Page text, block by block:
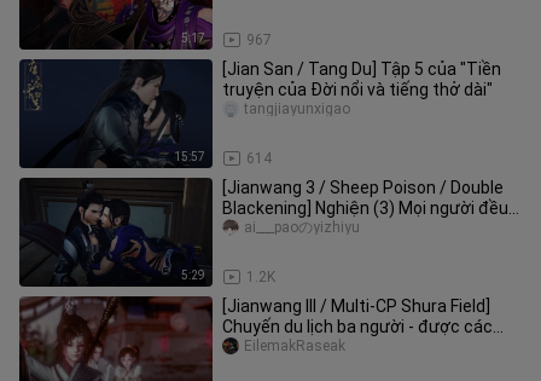
5:17 967
15:57
[Jian San / Tang Du] Tập 5 của "Tiền
truyện của Đời nổi và tiếng thở dài"
614
tangjiayunxigao
5:29
[Jianwang 3 / Sheep Poison / Double
Blackening] Nghiện (3) Mọi người đều
là diễn viên, hãy cẩn thận
1.2K
ai___paoのyizhiyu
[Jianwang III / Multi-CP Shura Field]
Chuyến du lịch ba người - được các
bạn khen ngợi hết lời, nhưn
EilemakRaseak